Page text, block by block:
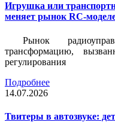
Игрушка или
меняет рынок RC-
Рынок
трансформацию,
регулирования
Подробнее
14.07.2026
Твитеры в автозвуке: